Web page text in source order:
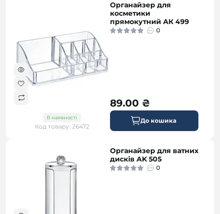
В наявності
Код товару: 26472
Органайзер для
косметики
прямокутний АК 499
0
89.00 ₴
До кошика
Органайзер для ватних
дисків AK 505
0